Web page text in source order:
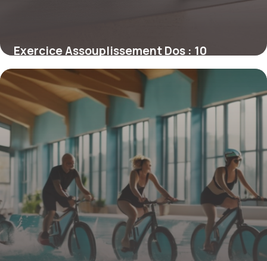
Exercice Assouplissement Dos : 10
Mouvements
10 mai 2026